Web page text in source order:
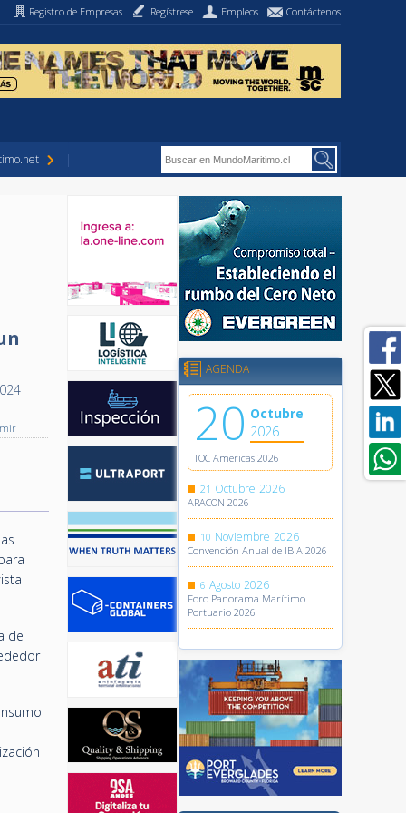
Registro de Empresas Regístrese Empleos Contáctenos
de
AGENDA
20 Octubre
2026
TOC Americas 2026
21 Octubre 2026
ARACON 2026
10 Noviembre 2026
Convención Anual de IBIA 2026
6 Agosto 2026
Foro Panorama Marítimo
Portuario 2026